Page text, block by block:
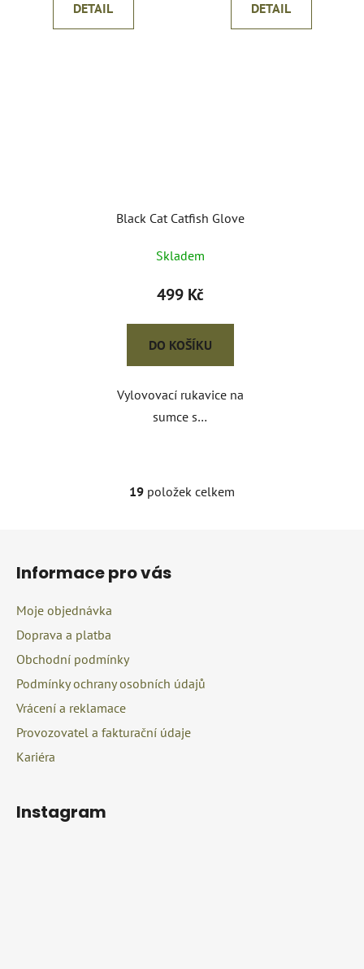
DETAIL DETAIL
Black Cat Catfish Glove
Skladem
499 Kč
DO KOŠÍKU
Vylovovací rukavice na
sumce s…
O
v
k
v
19 položek celkem
Informace pro vás
Moje objednávka
Doprava a platba
Obchodní podmínky
Podmínky ochrany osobních údajů
Vrácení a reklamace
Provozovatel a fakturační údaje
Kariéra
Instagram